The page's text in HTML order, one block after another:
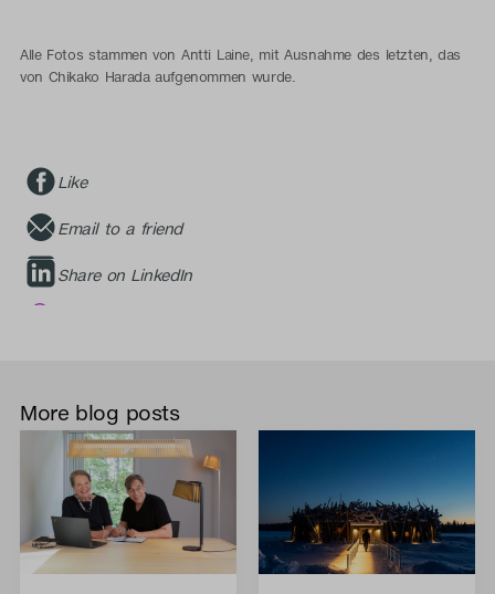
Alle Fotos stammen von Antti Laine, mit Ausnahme des letzten, das
von Chikako Harada aufgenommen wurde.
Like
Email to a friend
Share on LinkedIn
More blog posts